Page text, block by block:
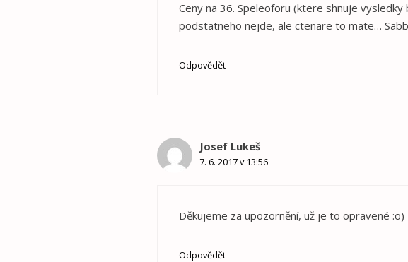
Ceny na 36. Speleoforu (ktere shnuje
podstatneho nejde, ale ctenare to mate…
Odpovědět
Josef Lukeš
7. 6. 2017 v 13:56
Děkujeme za upozornění, už je to opravené :o)
Odpovědět